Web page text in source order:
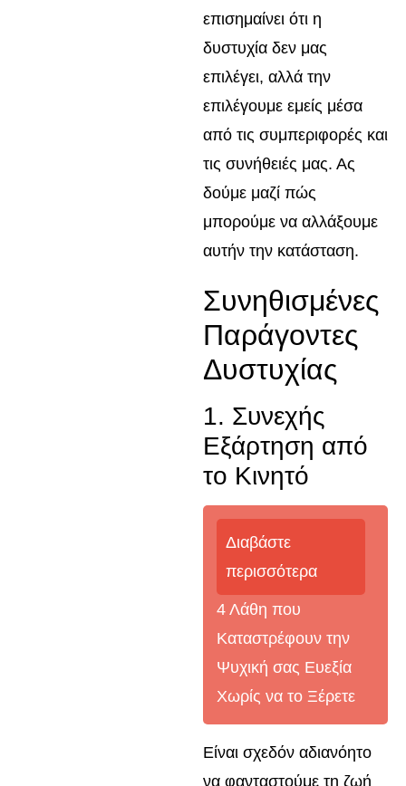
επισημαίνει ότι η
δυστυχία δεν μας
επιλέγει, αλλά την
επιλέγουμε εμείς μέσα
από τις συμπεριφορές και
τις συνήθειές μας. Ας
δούμε μαζί πώς
μπορούμε να αλλάξουμε
αυτήν την κατάσταση.
Συνηθισμένες
Παράγοντες
Δυστυχίας
1. Συνεχής
Εξάρτηση από
το Κινητό
Διαβάστε
περισσότερα
4 Λάθη που
Καταστρέφουν την
Ψυχική σας Ευεξία
Χωρίς να το Ξέρετε
Είναι σχεδόν αδιανόητο
να φανταστούμε τη ζωή